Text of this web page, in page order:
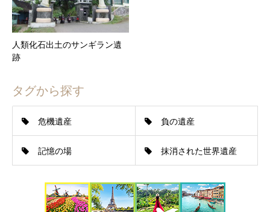
人類化石出土のサンギラン遺
跡
タグから探す
危機遺産 負の遺産
記憶の場 抹消された世界遺産